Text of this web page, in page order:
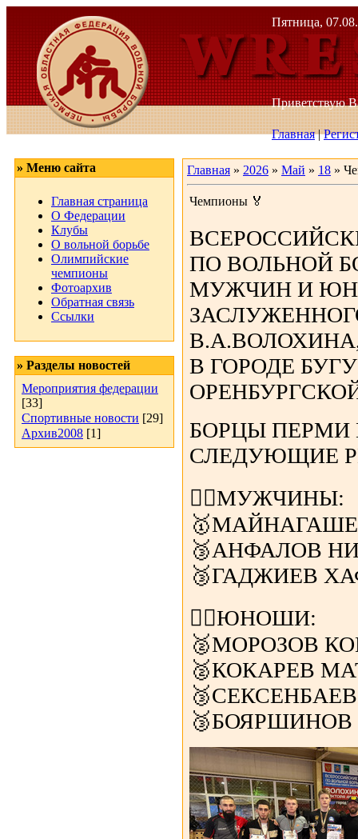
Пятница,
Приветствую
Главная|
» Меню сайта
Главная страница
О Федерации
Клубы
О вольной борьбе
Олимпийские
чемпионы
Фотоархив
Обратная связь
Ссылки
» Разделы новостей
Мероприятия федерации
[33]
Спортивные новости [29]
Архив2008 [1]
Главная » 2026 » Май » 18 »
Чемпионы 🏅
ПО ВОЛЬНОЙ
МУЖЧИН И
В ГОРОДЕ
БОРЦЫ ПЕРМИ
СЛЕДУЮЩИЕ
🤼‍♂️МУЖЧИНЫ:
🥉АНФАЛОВ
🥉ГАДЖИЕВ
🤼‍♂️ЮНОШИ:
🥈МОРОЗОВ
🥈КОКАРЕВ
🥉БОЯРШИНОВ